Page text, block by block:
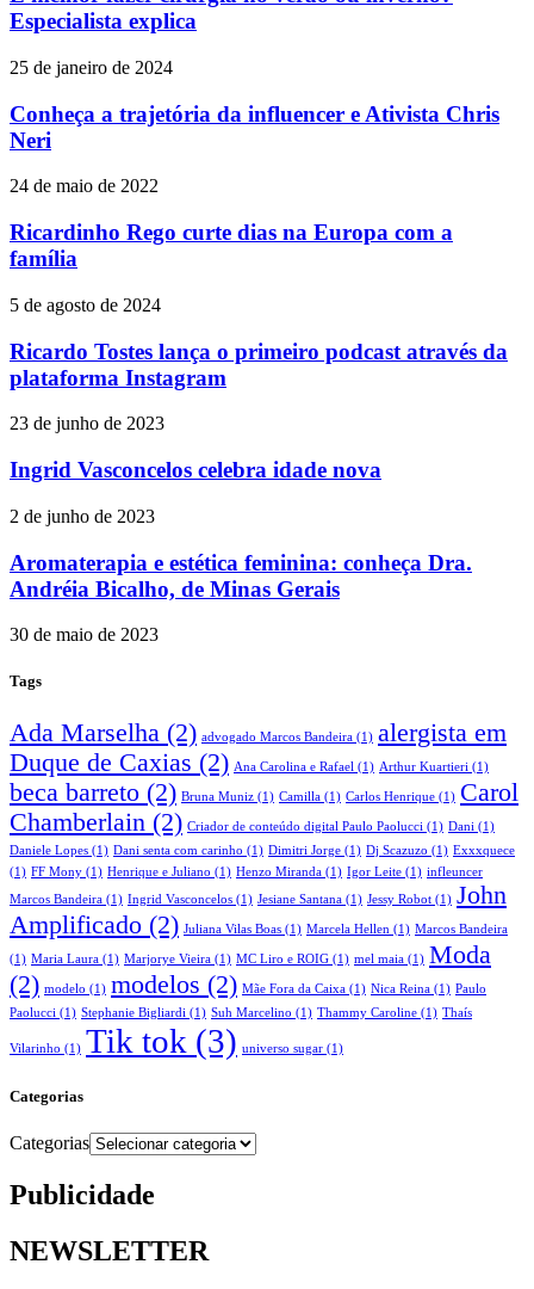
Especialista explica
25 de janeiro de 2024
Conheça a trajetória da influencer e Ativista Chris
Neri
24 de maio de 2022
Ricardinho Rego curte dias na Europa com a
família
5 de agosto de 2024
Ricardo Tostes lança o primeiro podcast através da
plataforma Instagram
23 de junho de 2023
Ingrid Vasconcelos celebra idade nova
2 de junho de 2023
Aromaterapia e estética feminina: conheça Dra.
Andréia Bicalho, de Minas Gerais
30 de maio de 2023
Tags
Ada Marselha (2) advogado Marcos Bandeira (1) alergista em
Duque de Caxias (2) Ana Carolina e Rafael (1) Arthur Kuartieri (1)
beca barreto (2) Bruna Muniz (1) Camilla (1) Carlos Henrique (1) Carol
Chamberlain (2) Criador de conteúdo digital Paulo Paolucci (1) Dani (1)
Daniele Lopes (1) Dani senta com carinho (1) Dimitri Jorge (1) Dj Scazuzo (1) Exxxquece
(1) FF Mony (1) Henrique e Juliano (1) Henzo Miranda (1) Igor Leite (1) infleuncer
Marcos Bandeira (1) Ingrid Vasconcelos (1) Jesiane Santana (1) Jessy Robot (1) John
Amplificado (2) Juliana Vilas Boas (1) Marcela Hellen (1) Marcos Bandeira
(1) Maria Laura (1) Marjorye Vieira (1) MC Liro e ROIG (1) mel maia (1) Moda
(2) modelo (1) modelos (2) Mãe Fora da Caixa (1) Nica Reina (1) Paulo
Paolucci (1) Stephanie Bigliardi (1) Suh Marcelino (1) Thammy Caroline (1) Thaís
Vilarinho (1) Tik tok (3) universo sugar (1)
Categorias
Categorias
Publicidade
NEWSLETTER